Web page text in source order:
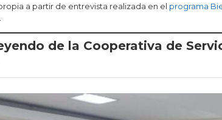
a partir de entrevista realizada en el programa
de la Cooperativa de